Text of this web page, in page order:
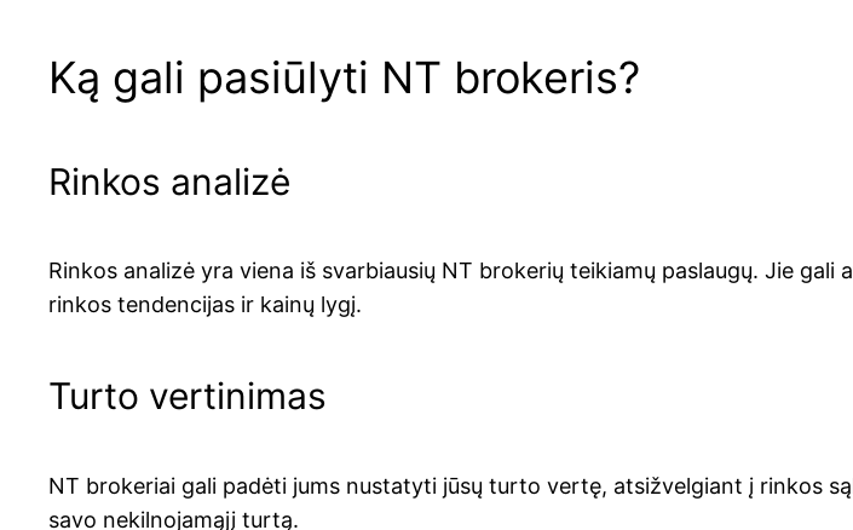
Ką gali pasiūlyti NT brokeris?
Rinkos analizė
Rinkos analizė yra viena iš svarbiausių NT brokerių teikiamų paslaugų. Jie
rinkos tendencijas ir kainų lygį.
Turto vertinimas
NT brokeriai gali padėti jums nustatyti jūsų turto vertę, atsižvelgiant į rinkos
savo nekilnojamąjį turtą.